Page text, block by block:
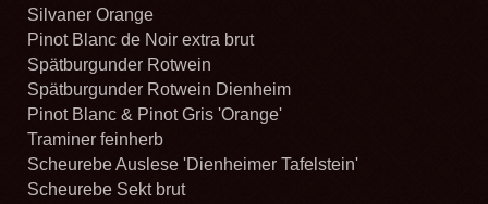
Silvaner Orange
Pinot Blanc de Noir extra brut
Spätburgunder Rotwein
Spätburgunder Rotwein Dienheim
Pinot Blanc & Pinot Gris 'Orange'
Traminer feinherb
Scheurebe Auslese 'Dienheimer Tafelstein'
Scheurebe Sekt brut